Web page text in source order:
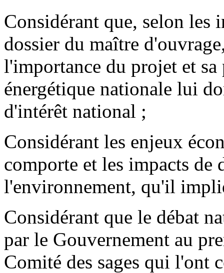
Considérant que, selon les
dossier du maître
l'importance du projet et
énergétique nationale lui
d'intérêt national ;
Considérant les enjeux
comporte et les impacts de
l'environnement, qu'il
Considérant que le débat
par le Gouvernement au
Comité des sages qui l'ont